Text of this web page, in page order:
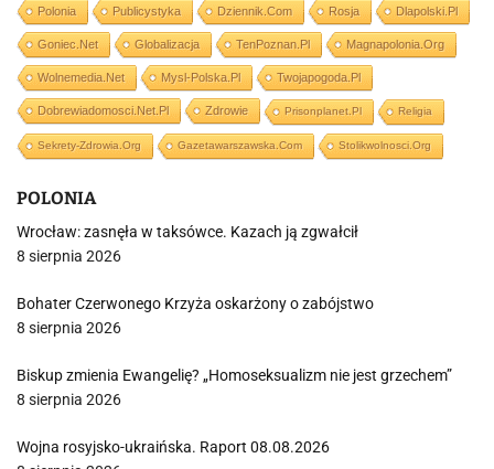
Polonia Publicystyka Dziennik.com Rosja Dlapolski.pl
Goniec.net Globalizacja TenPoznan.pl Magnapolonia.org
Wolnemedia.net Mysl-Polska.pl Twojapogoda.pl
Dobrewiadomosci.net.pl Zdrowie Prisonplanet.pl Religia
Sekrety-Zdrowia.org Gazetawarszawska.com Stolikwolnosci.org
POLONIA
Wrocław: zasnęła w taksówce. Kazach ją zgwałcił
8 sierpnia 2026
Bohater Czerwonego Krzyża oskarżony o zabójstwo
8 sierpnia 2026
Biskup zmienia Ewangelię? „Homoseksualizm nie jest grzechem”
8 sierpnia 2026
Wojna rosyjsko-ukraińska. Raport 08.08.2026